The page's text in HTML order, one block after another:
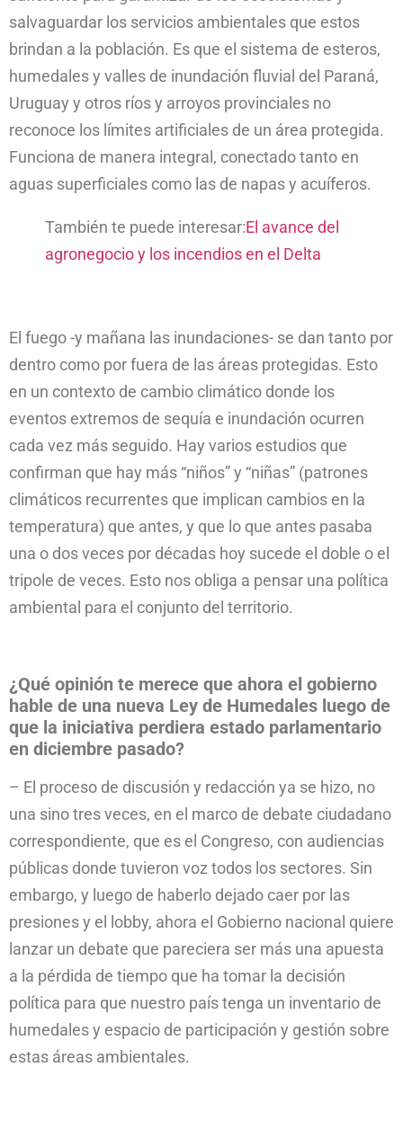
salvaguardar los servicios ambientales que estos
brindan a la población. Es que el sistema de esteros,
humedales y valles de inundación fluvial del Paraná,
Uruguay y otros ríos y arroyos provinciales no
reconoce los límites artificiales de un área protegida.
Funciona de manera integral, conectado tanto en
aguas superficiales como las de napas y acuíferos.
También te puede interesar:El avance del
agronegocio y los incendios en el Delta
El fuego -y mañana las inundaciones- se dan tanto por
dentro como por fuera de las áreas protegidas. Esto
en un contexto de cambio climático donde los
eventos extremos de sequía e inundación ocurren
cada vez más seguido. Hay varios estudios que
confirman que hay más “niños” y “niñas” (patrones
climáticos recurrentes que implican cambios en la
temperatura) que antes, y que lo que antes pasaba
una o dos veces por décadas hoy sucede el doble o el
tripole de veces. Esto nos obliga a pensar una política
ambiental para el conjunto del territorio.
¿Qué opinión te merece que ahora el gobierno
hable de una nueva Ley de Humedales luego de
que la iniciativa perdiera estado parlamentario
en diciembre pasado?
– El proceso de discusión y redacción ya se hizo, no
una sino tres veces, en el marco de debate ciudadano
correspondiente, que es el Congreso, con audiencias
públicas donde tuvieron voz todos los sectores. Sin
embargo, y luego de haberlo dejado caer por las
presiones y el lobby, ahora el Gobierno nacional quiere
lanzar un debate que pareciera ser más una apuesta
a la pérdida de tiempo que ha tomar la decisión
política para que nuestro país tenga un inventario de
humedales y espacio de participación y gestión sobre
estas áreas ambientales.